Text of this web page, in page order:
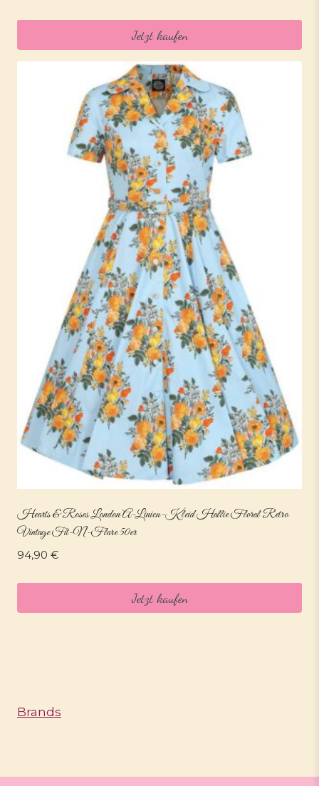
Jetzt kaufen
Hearts & Roses London A-Linien-Kleid Hallie Floral Retro
Vintage Fit-N-Flare 50er
94,90 €
Jetzt kaufen
Brands